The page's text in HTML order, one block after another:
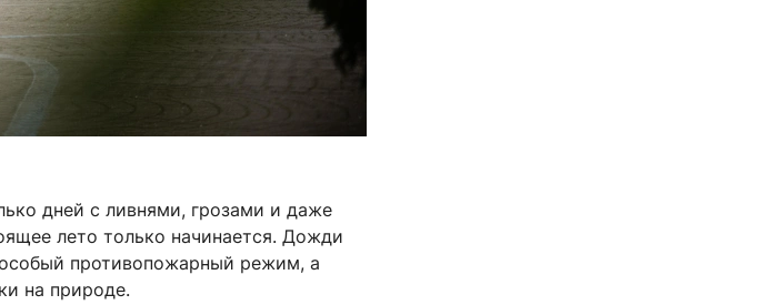
дней с ливнями, грозами и даже
лето только начинается. Дожди
противопожарный режим, а
на природе.